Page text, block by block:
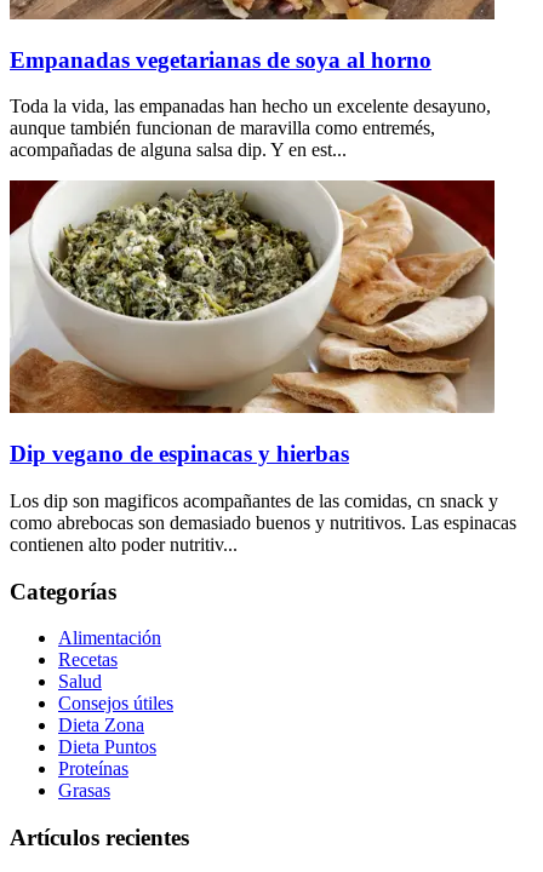
Empanadas vegetarianas de soya al horno
Toda la vida, las empanadas han hecho un excelente desayuno,
aunque también funcionan de maravilla como entremés,
acompañadas de alguna salsa dip. Y en est...
Dip vegano de espinacas y hierbas
Los dip son magificos acompañantes de las comidas, cn snack y
como abrebocas son demasiado buenos y nutritivos. Las espinacas
contienen alto poder nutritiv...
Categorías
Alimentación
Recetas
Salud
Consejos útiles
Dieta Zona
Dieta Puntos
Proteínas
Grasas
Artículos recientes